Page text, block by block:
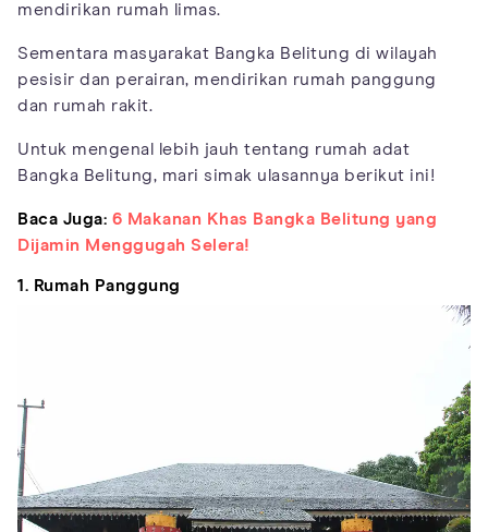
mendirikan rumah limas.
Sementara masyarakat Bangka Belitung di wilayah
pesisir dan perairan, mendirikan rumah panggung
dan rumah rakit.
Untuk mengenal lebih jauh tentang rumah adat
Bangka Belitung, mari simak ulasannya berikut ini!
Baca Juga: 6 Makanan Khas Bangka Belitung yang
Dijamin Menggugah Selera!
1. Rumah Panggung